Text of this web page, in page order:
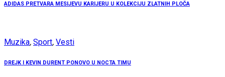
ADIDAS PRETVARA MESIJEVU KARIJERU U KOLEKCIJU ZLATNIH PLOČA
Muzika, Sport, Vesti
DREJK I KEVIN DURENT PONOVO U NOCTA TIMU